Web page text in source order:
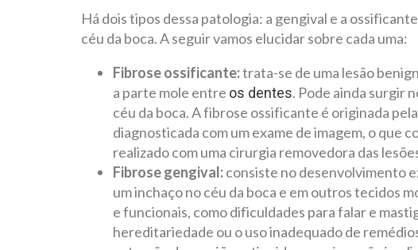
Há dois tipos dessa patologia: a gengival e a
céu da boca. A seguir vamos elucidar sobre cada uma:
Fibrose ossificante:trata-se de uma lesão
a parte mole entre os dentes. Pode ainda surgir
céu da boca. A fibrose ossificante é originada
diagnosticada com um exame de imagem, o que
realizado com uma cirurgia removedora das
Fibrose gengival:consiste no desenvolvimento
um inchaço no céu da boca e em outros tecidos
e funcionais, como dificuldades para falar e
hereditariedade ou o uso inadequado de